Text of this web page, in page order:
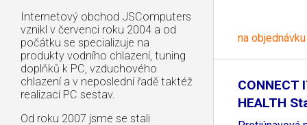
Internetový obchod JSComputers
vznikl v červenci roku 2004 a od
počátku se specializuje na
produkty vodního chlazení, tuning
doplňků k PC, vzduchového
chlazení a v neposlední řadě taktéž
realizací PC sestav.
Od roku 2007 jsme se stali
na objednávku
CONNECT
HEALTH